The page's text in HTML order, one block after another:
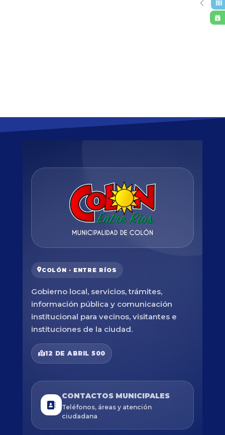
COLÓN · ENTRE RÍOS
Gobierno local, servicios, trámites,
información pública y comunicación
institucional para vecinos, visitantes e
instituciones de la ciudad.
12 DE ABRIL 500
CONTACTOS MUNICIPALES
Teléfonos, áreas y atención
ciudadana